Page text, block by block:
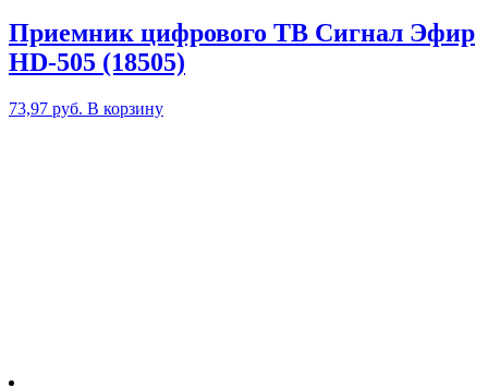
Приемник цифрового ТВ Сигнал Эфир
HD-505 (18505)
73,97 руб. В корзину